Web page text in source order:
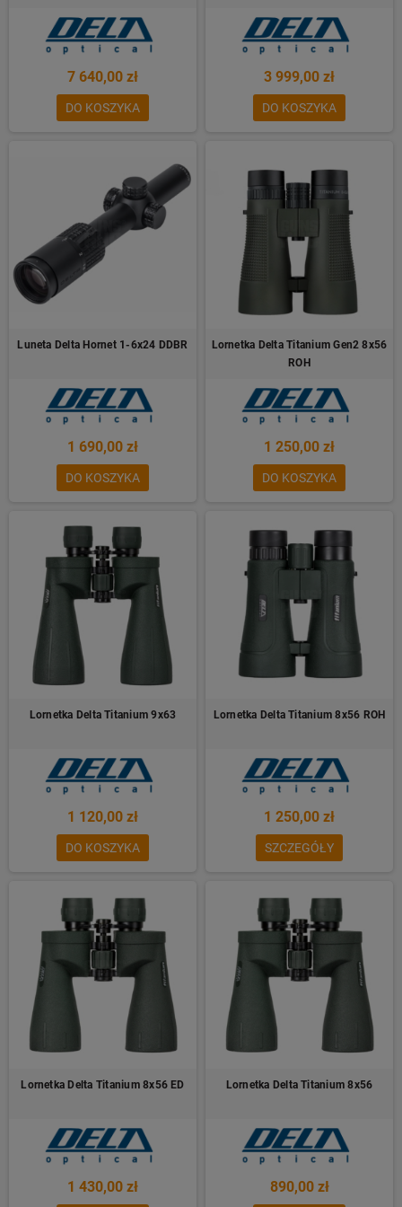
7 640,00 zł
DO KOSZYKA
3 999,00 zł
DO KOSZYKA
Luneta Delta Hornet 1-6x24 DDBR
1 690,00 zł
DO KOSZYKA
Lornetka Delta Titanium Gen2 8x56
ROH
1 250,00 zł
DO KOSZYKA
Lornetka Delta Titanium 9x63
1 120,00 zł
DO KOSZYKA
Lornetka Delta Titanium 8x56 ROH
1 250,00 zł
SZCZEGÓŁY
Lornetka Delta Titanium 8x56 ED
1 430,00 zł
Lornetka Delta Titanium 8x56
890,00 zł